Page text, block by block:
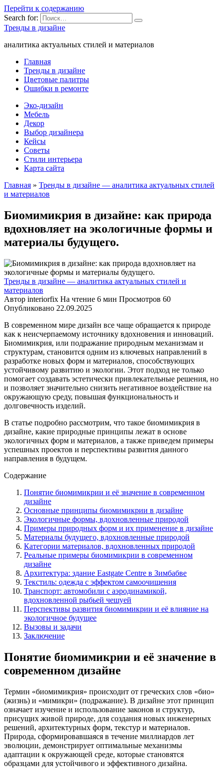
Перейти к содержанию
Search for:
Тренды в дизайне
аналитика актуальных стилей и материалов
Главная
Тренды в дизайне
Цветовые палитры
Ошибки в ремонте
Эко-дизайн
Мебель
Декор
Выбор дизайнера
Кейсы
Советы
Стили интерьера
Карта сайта
Главная » Тренды в дизайне — аналитика актуальных стилей
и материалов
Биомимикрия в дизайне: как природа
вдохновляет на экологичные формы и
материалы будущего.
Тренды в дизайне — аналитика актуальных стилей и
материалов
Автор interiorfix На чтение 6 мин Просмотров 60
Опубликовано 22.09.2025
В современном мире дизайн все чаще обращается к природе
как к неисчерпаемому источнику вдохновения и инноваций.
Биомимикрия, или подражание природным механизмам и
структурам, становится одним из ключевых направлений в
разработке новых форм и материалов, способствующих
устойчивому развитию и экологии. Этот подход не только
помогает создавать эстетически привлекательные решения, но
и позволяет значительно снизить негативное воздействие на
окружающую среду, повышая функциональность и
долговечность изделий.
В статье подробно рассмотрим, что такое биомимикрия в
дизайне, какие природные принципы лежат в основе
экологичных форм и материалов, а также приведем примеры
успешных проектов и перспективы развития данного
направления в будущем.
Содержание
Понятие биомимикрии и её значение в современном
дизайне
Основные принципы биомимикрии в дизайне
Экологичные формы, вдохновленные природой
Примеры природных форм и их применение в дизайне
Материалы будущего, вдохновленные природой
Категории материалов, вдохновленных природой
Реальные примеры биомимикрии в современном
дизайне
Архитектура: здание Eastgate Centre в Зимбабве
Текстиль: одежда с эффектом самоочищения
Транспорт: автомобили с аэродинамикой,
вдохновленной рыбьей чешуей
Перспективы развития биомимикрии и её влияние на
экологичное будущее
Вызовы и задачи
Заключение
Понятие биомимикрии и её значение в
современном дизайне
Термин «биомимикрия» происходит от греческих слов «био»
(жизнь) и «мимикри» (подражание). В дизайне этот принцип
означает изучение и использование законов и структур,
присущих живой природе, для создания новых инженерных
решений, архитектурных форм, текстур и материалов.
Природа, сформировавшаяся в течение миллиардов лет
эволюции, демонстрирует оптимальные механизмы
адаптации к окружающей среде, которые становятся
образцами для устойчивого и эффективного дизайна.